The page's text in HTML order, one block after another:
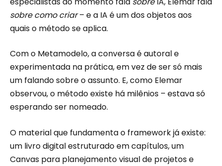
sobre como criar– e a IA é um dos objetos aos
quais o método se aplica.
Com o Metamodelo, a conversa é autoral e
experimentada na prática, em vez de ser só mais
um falando sobre o assunto. E, como Elemar
observou, o método existe há milênios – estava só
esperando ser nomeado.
O material que fundamenta o framework já existe:
um livro digital estruturado em capítulos, um
Canvas para planejamento visual de projetos e